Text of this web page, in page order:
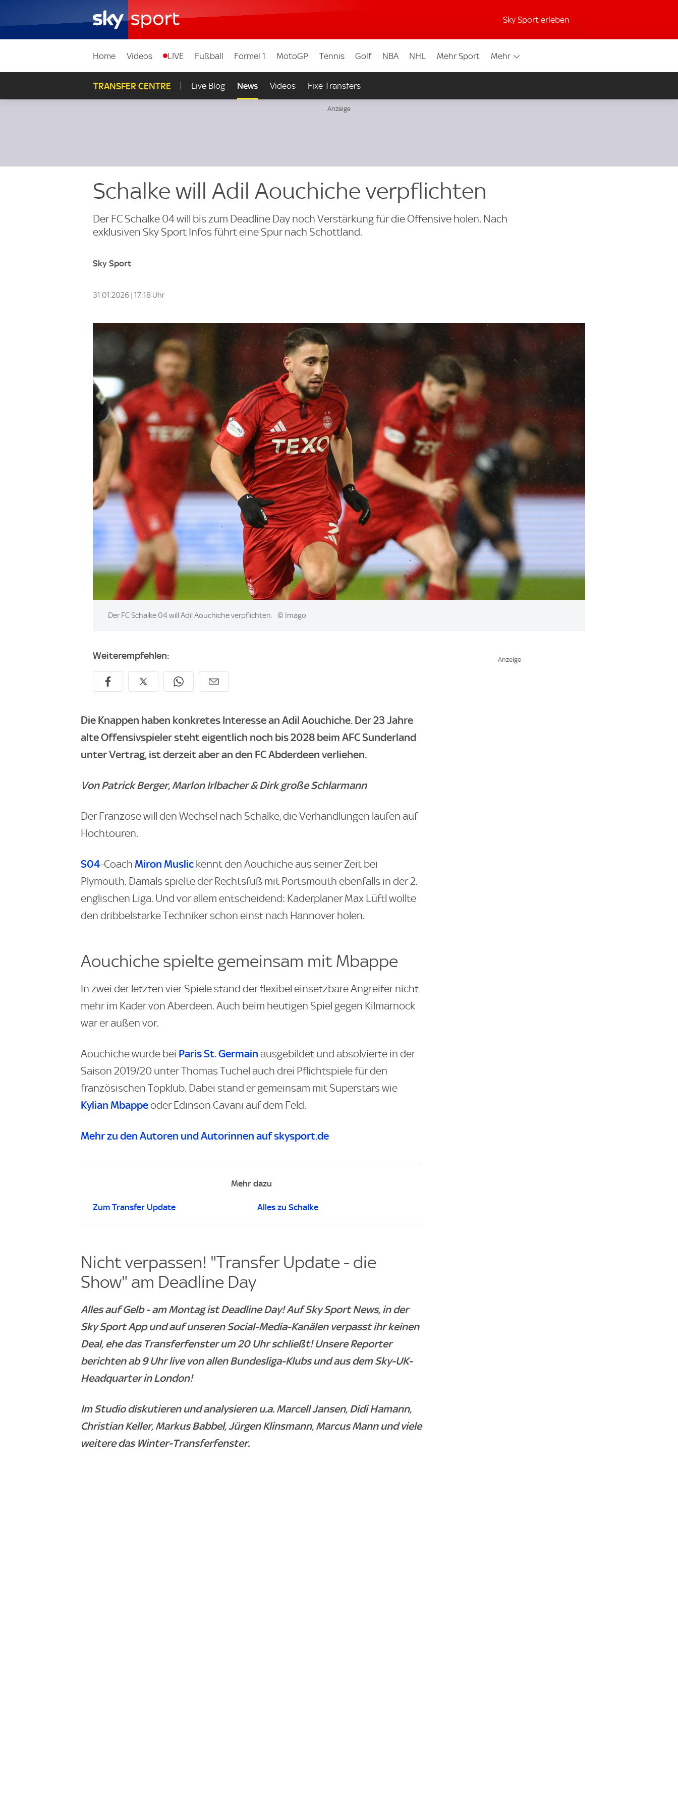
Sky Sport erleben
Home Videos LIVE Fußball Formel 1 MotoGP Tennis Golf NBA NHL Mehr Sport Mehr
TRANSFER CENTRE Live Blog News Videos Fixe Transfers
Schalke will Adil Aouchiche verpflichten
Der FC Schalke 04 will bis zum Deadline Day noch Verstärkung für die Offensive holen. Nach
exklusiven Sky Sport Infos führt eine Spur nach Schottland.
Sky Sport
31.01.2026 | 17:18 Uhr
Image:
Der FC Schalke 04 will Adil Aouchiche verpflichten. © Imago
Weiterempfehlen:
Die Knappen haben konkretes Interesse an Adil Aouchiche. Der 23 Jahre
alte Offensivspieler steht eigentlich noch bis 2028 beim AFC Sunderland
unter Vertrag, ist derzeit aber an den FC Abderdeen verliehen.
Von Patrick Berger, Marlon Irlbacher & Dirk große Schlarmann
Der Franzose will den Wechsel nach Schalke, die Verhandlungen laufen auf
Hochtouren.
S04-Coach Miron Muslic kennt den Aouchiche aus seiner Zeit bei
Plymouth. Damals spielte der Rechtsfuß mit Portsmouth ebenfalls in der 2.
englischen Liga. Und vor allem entscheidend: Kaderplaner Max Lüftl wollte
den dribbelstarke Techniker schon einst nach Hannover holen.
Aouchiche spielte gemeinsam mit Mbappe
In zwei der letzten vier Spiele stand der flexibel einsetzbare Angreifer nicht
mehr im Kader von Aberdeen. Auch beim heutigen Spiel gegen Kilmarnock
war er außen vor.
Aouchiche wurde bei Paris St. Germain ausgebildet und absolvierte in der
Saison 2019/20 unter Thomas Tuchel auch drei Pflichtspiele für den
französischen Topklub. Dabei stand er gemeinsam mit Superstars wie
Kylian Mbappeoder Edinson Cavani auf dem Feld.
Mehr zu den Autoren und Autorinnen auf skysport.de
Mehr dazu
Zum Transfer Update Alles zu Schalke
Nicht verpassen! "Transfer Update - die
Show" am Deadline Day
Alles auf Gelb - am Montag ist Deadline Day! Auf Sky Sport News, in der
Sky Sport App und auf unseren Social-Media-Kanälen verpasst ihr keinen
Deal, ehe das Transferfenster um 20 Uhr schließt! Unsere Reporter
berichten ab 9 Uhr live von allen Bundesliga-Klubs und aus dem Sky-UK-
Headquarter in London!
Im Studio diskutieren und analysieren u.a. Marcell Jansen, Didi Hamann,
Christian Keller, Markus Babbel, Jürgen Klinsmann, Marcus Mann und viele
weitere das Winter-Transferfenster.